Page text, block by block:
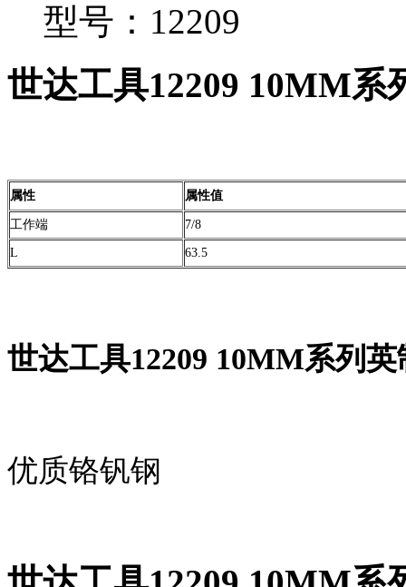
型号：12209
世达工具12209 10MM
属性 属性值
工作端 7/8
L 63.5
世达工具12209 10MM系列
优质铬钒钢